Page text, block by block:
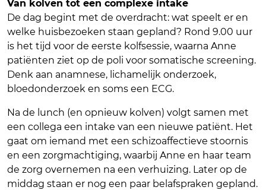
Van kolven tot een complexe intake
De dag begint met de overdracht: wat speelt er en
welke huisbezoeken staan gepland? Rond 9.00 uur
is het tijd voor de eerste kolfsessie, waarna Anne
patiënten ziet op de poli voor somatische screening.
Denk aan anamnese, lichamelijk onderzoek,
bloedonderzoek en soms een ECG.
Na de lunch (en opnieuw kolven) volgt samen met
een collega een intake van een nieuwe patiënt. Het
gaat om iemand met een schizoaffectieve stoornis
en een zorgmachtiging, waarbij Anne en haar team
de zorg overnemen na een verhuizing. Later op de
middag staan er nog een paar belafspraken gepland.